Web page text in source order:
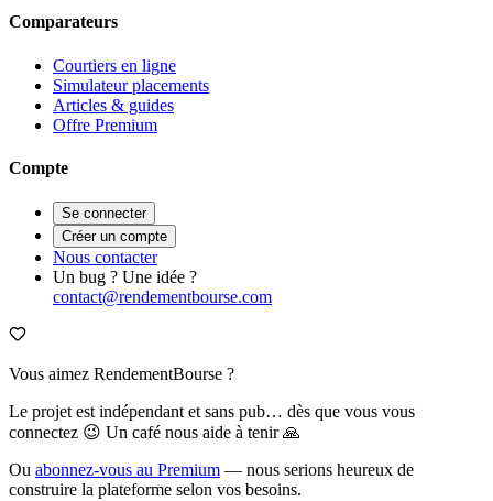
Comparateurs
Courtiers en ligne
Simulateur placements
Articles & guides
Offre Premium
Compte
Se connecter
Créer un compte
Nous contacter
Un bug ? Une idée ?
contact@rendementbourse.com
Vous aimez RendementBourse ?
Le projet est indépendant et sans pub… dès que vous vous
connectez 😉 Un café nous aide à tenir 🙏
Ou abonnez-vous au Premium — nous serions heureux de
construire la plateforme selon vos besoins.